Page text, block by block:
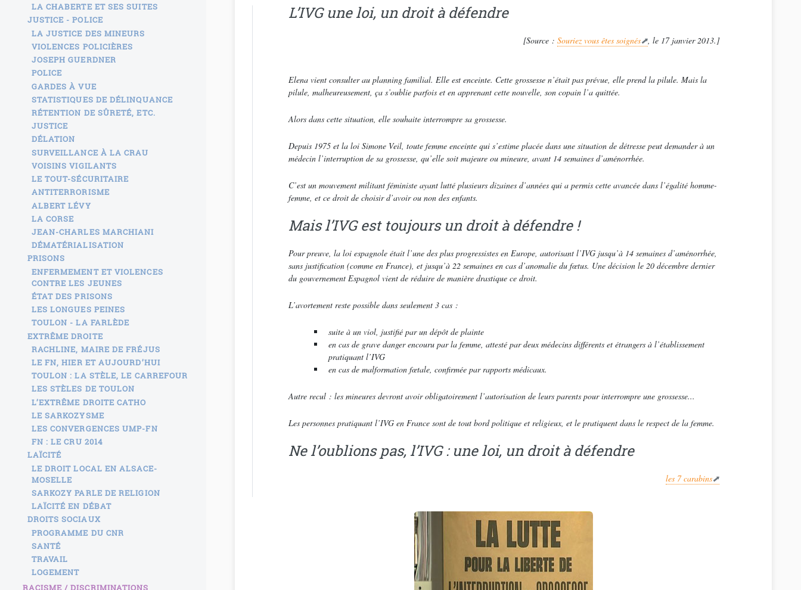
L’IVG une loi, un droit à défendre
[Source : Souriez vous êtes soignés , le 17 janvier 2013.]
Elena vient consulter au planning familial. Elle est enceinte. Cette grossesse n’était pas prévue, elle prend la pilule. Mais la
pilule, malheureusement, ça s’oublie parfois et en apprenant cette nouvelle, son copain l’a quittée.
Alors dans cette situation, elle souhaite interrompre sa grossesse.
Depuis 1975 et la loi Simone Veil, toute femme enceinte qui s’estime placée dans une situation de détresse peut demander à un
médecin l’interruption de sa grossesse, qu’elle soit majeure ou mineure, avant 14 semaines d’aménorrhée.
C’est un mouvement militant féministe ayant lutté plusieurs dizaines d’années qui a permis cette avancée dans l’égalité homme-
femme, et ce droit de choisir d’avoir ou non des enfants.
Mais l’IVG est toujours un droit à défendre !
Pour preuve, la loi espagnole était l’une des plus progressistes en Europe, autorisant l’IVG jusqu’à 14 semaines d’aménorrhée,
sans justification (comme en France), et jusqu’à 22 semaines en cas d’anomalie du fœtus. Une décision le 20 décembre dernier
du gouvernement Espagnol vient de réduire de manière drastique ce droit.
L’avortement reste possible dans seulement 3 cas :
suite à un viol, justifié par un dépôt de plainte
en cas de grave danger encouru par la femme, attesté par deux médecins différents et étrangers à l’établissement
pratiquant l’IVG
en cas de malformation fœtale, confirmée par rapports médicaux.
Autre recul : les mineures devront avoir obligatoirement l’autorisation de leurs parents pour interrompre une grossesse...
Les personnes pratiquant l’IVG en France sont de tout bord politique et religieux, et le pratiquent dans le respect de la femme.
Ne l’oublions pas, l’IVG : une loi, un droit à défendre
les 7 carabins
LA CHABERTE ET SES SUITES
JUSTICE - POLICE
LA JUSTICE DES MINEURS
VIOLENCES POLICIÈRES
JOSEPH GUERDNER
POLICE
GARDES À VUE
STATISTIQUES DE DÉLINQUANCE
RÉTENTION DE SÛRETÉ, ETC.
JUSTICE
DÉLATION
SURVEILLANCE À LA CRAU
VOISINS VIGILANTS
LE TOUT-SÉCURITAIRE
ANTITERRORISME
ALBERT LÉVY
LA CORSE
JEAN-CHARLES MARCHIANI
DÉMATÉRIALISATION
PRISONS
ENFERMEMENT ET VIOLENCES
CONTRE LES JEUNES
ÉTAT DES PRISONS
LES LONGUES PEINES
TOULON - LA FARLÈDE
EXTRÊME DROITE
RACHLINE, MAIRE DE FRÉJUS
LE FN, HIER ET AUJOURD’HUI
TOULON : LA STÈLE, LE CARREFOUR
LES STÈLES DE TOULON
L’EXTRÊME DROITE CATHO
LE SARKOZYSME
LES CONVERGENCES UMP-FN
FN : LE CRU 2014
LAÏCITÉ
LE DROIT LOCAL EN ALSACE-
MOSELLE
SARKOZY PARLE DE RELIGION
LAÏCITÉ EN DÉBAT
DROITS SOCIAUX
PROGRAMME DU CNR
SANTÉ
TRAVAIL
LOGEMENT
RACISME / DISCRIMINATIONS